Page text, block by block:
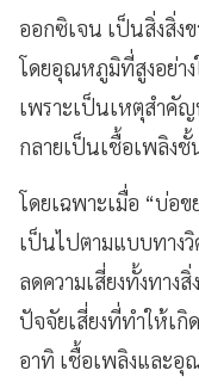
ออกซิเจน เป็นสิ่งสิ่ง
โดยอุณหภูมิที่สูงอย่า
เพราะเป็นเหตุสำคั
กลายเป็นเชื้อเพลิงชั้
โดยเฉพาะเมื่อ “บ่อ
เป็นไปตามแบบทาง
ลดความเสี่ยงทั้งทาง
ปัจจัยเสี่ยงที่ทำให้เกิ
อาทิ เชื้อเพลิงและ